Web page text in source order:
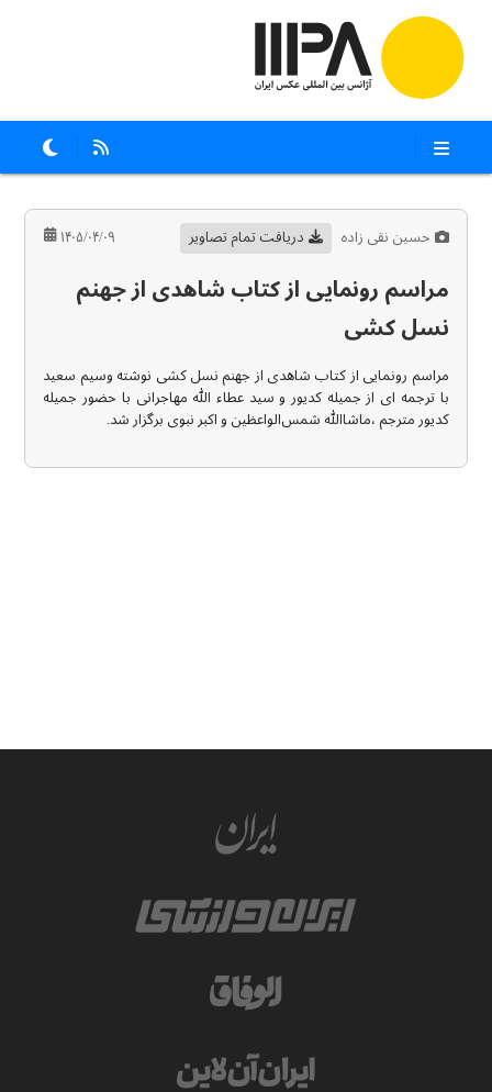
حسین نقی زاده دریافت تمام تصاویر ۱۴۰۵/۰۴/۰۹
مراسم رونمایی از کتاب شاهدی از جهنم
نسل کشی
مراسم رونمایی از کتاب شاهدی از جهنم نسل کشی نوشته وسیم سعید
با ترجمه ای از جمیله کدیور و سید عطاء الله مهاجرانی با حضور جمیله
کدیور مترجم ،ماشاالله شمس‌الواعظین و اکبر نبوی برگزار شد.